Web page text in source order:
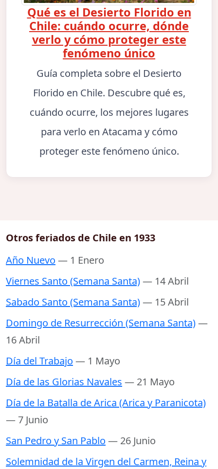
Qué es el Desierto Florido en
Chile: cuándo ocurre, dónde
verlo y cómo proteger este
fenómeno único
Guía completa sobre el Desierto
Florido en Chile. Descubre qué es,
cuándo ocurre, los mejores lugares
para verlo en Atacama y cómo
proteger este fenómeno único.
Otros feriados de Chile en 1933
Año Nuevo — 1 Enero
Viernes Santo (Semana Santa)— 14 Abril
Sabado Santo (Semana Santa)— 15 Abril
Domingo de Resurrección (Semana Santa)—
16 Abril
Día del Trabajo — 1 Mayo
Día de las Glorias Navales — 21 Mayo
Día de la Batalla de Arica (Arica y Paranicota)
— 7 Junio
San Pedro y San Pablo — 26 Junio
Solemnidad de la Virgen del Carmen, Reina y